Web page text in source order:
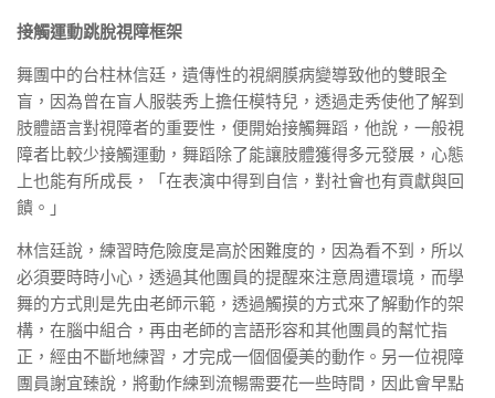
接觸運動跳脫視障框架
舞團中的台柱林信廷，遺傳性的視網膜病變導致他的雙眼全
盲，因為曾在盲人服裝秀上擔任模特兒，透過走秀使他了解到
肢體語言對視障者的重要性，便開始接觸舞蹈，他說，一般視
障者比較少接觸運動，舞蹈除了能讓肢體獲得多元發展，心態
上也能有所成長，「在表演中得到自信，對社會也有貢獻與回
饋。」
林信廷說，練習時危險度是高於困難度的，因為看不到，所以
必須要時時小心，透過其他團員的提醒來注意周遭環境，而學
舞的方式則是先由老師示範，透過觸摸的方式來了解動作的架
構，在腦中組合，再由老師的言語形容和其他團員的幫忙指
正，經由不斷地練習，才完成一個個優美的動作。另一位視障
團員謝宜臻說，將動作練到流暢需要花一些時間，因此會早點